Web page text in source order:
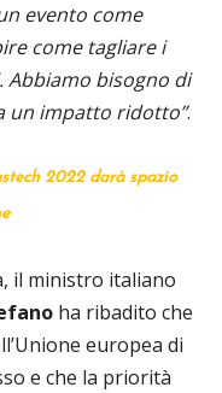
evento come
come tagliare i
Abbiamo bisogno di
un impatto ridotto”.
2022 darà spazio
il ministro italiano
ha ribadito che
europea di
e che la priorità